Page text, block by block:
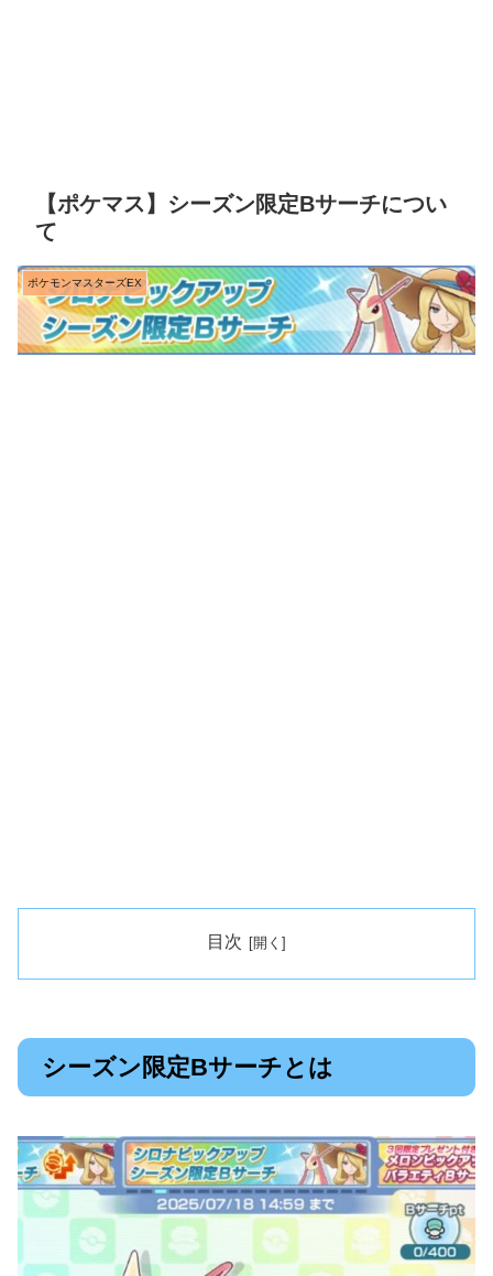
【ポケマス】シーズン限定Bサーチについ
て
ポケモンマスターズEX
目次
シーズン限定Bサーチとは